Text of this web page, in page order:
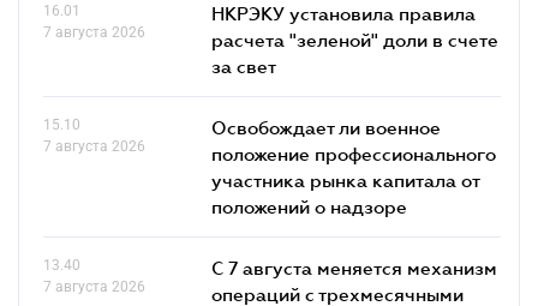
16.01
7 августа 2026
НКРЭКУ установила правила
расчета "зеленой" доли в счете
за свет
15.10
7 августа 2026
Освобождает ли военное
положение профессионального
участника рынка капитала от
положений о надзоре
13.40
7 августа 2026
С 7 августа меняется механизм
операций с трехмесячными